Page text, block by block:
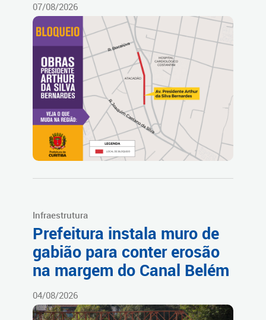
07/08/2026
Infraestrutura
Prefeitura instala muro de
gabião para conter erosão
na margem do Canal Belém
04/08/2026